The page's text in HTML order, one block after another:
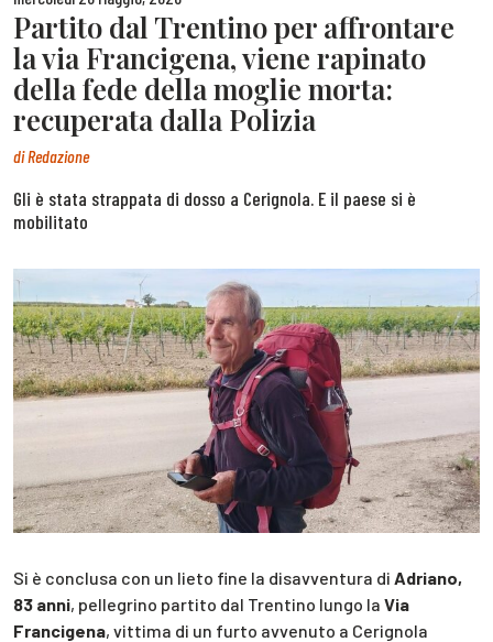
Partito dal Trentino per affrontare
la via Francigena, viene rapinato
della fede della moglie morta:
recuperata dalla Polizia
diRedazione
Gli è stata strappata di dosso a Cerignola. E il paese si è
mobilitato
Si è conclusa con un lieto fine la disavventura di Adriano,
83 anni, pellegrino partito dal Trentino lungo la Via
Francigena, vittima di un furto avvenuto a Cerignola